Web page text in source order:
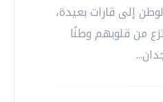
إلى قارات بعيدة،
من قلوبهم وطنًا